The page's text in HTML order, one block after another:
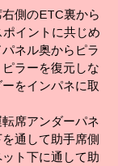
側のETC裏から
イントに共じめ
ネル奥からピラ
ラーを復元しな
をインパネに取
席アンダーパネ
通して助手席側
ト下に通して助